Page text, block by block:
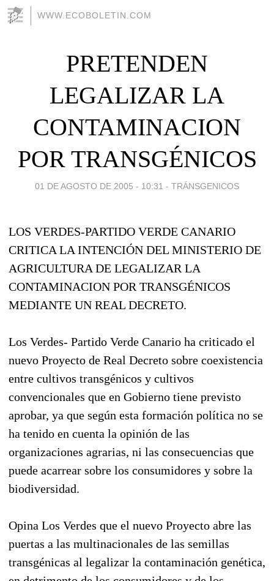
WWW.ECOBOLETIN.COM
PRETENDEN
LEGALIZAR LA
CONTAMINACION
POR TRANSGÉNICOS
01 DE AGOSTO DE 2005 - 10:31 - TRÁNSGENICOS
LOS VERDES-PARTIDO VERDE CANARIO
CRITICA LA INTENCIÓN DEL MINISTERIO DE
AGRICULTURA DE LEGALIZAR LA
CONTAMINACION POR TRANSGÉNICOS
MEDIANTE UN REAL DECRETO.
Los Verdes- Partido Verde Canario ha criticado el
nuevo Proyecto de Real Decreto sobre coexistencia
entre cultivos transgénicos y cultivos
convencionales que en Gobierno tiene previsto
aprobar, ya que según esta formación política no se
ha tenido en cuenta la opinión de las
organizaciones agrarias, ni las consecuencias que
puede acarrear sobre los consumidores y sobre la
biodiversidad.
Opina Los Verdes que el nuevo Proyecto abre las
puertas a las multinacionales de las semillas
transgénicas al legalizar la contaminación genética,